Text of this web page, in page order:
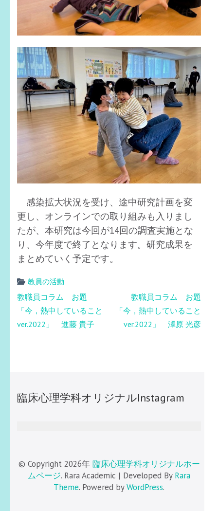
感染拡大状況を受け、途中研究計画を変
更し、オンラインでの取り組みも入りまし
たが、本研究は今回が14回の調査実施とな
り、今年度で終了となります。研究成果を
まとめていく予定です。
教員の活動
投
稿
ナ
ョ
ン
教職員コラム お題
「今，熱中していること
ver.2022」 進藤 貴子
教職員コラム お題
「今，熱中していること
ver.2022」 澤原 光彦
臨床心理学科オリジナルInstagram
© Copyright 2026年 臨床心理学科オリジナルホー
ムページ. Rara Academic | Developed By Rara
Theme. Powered byWordPress.